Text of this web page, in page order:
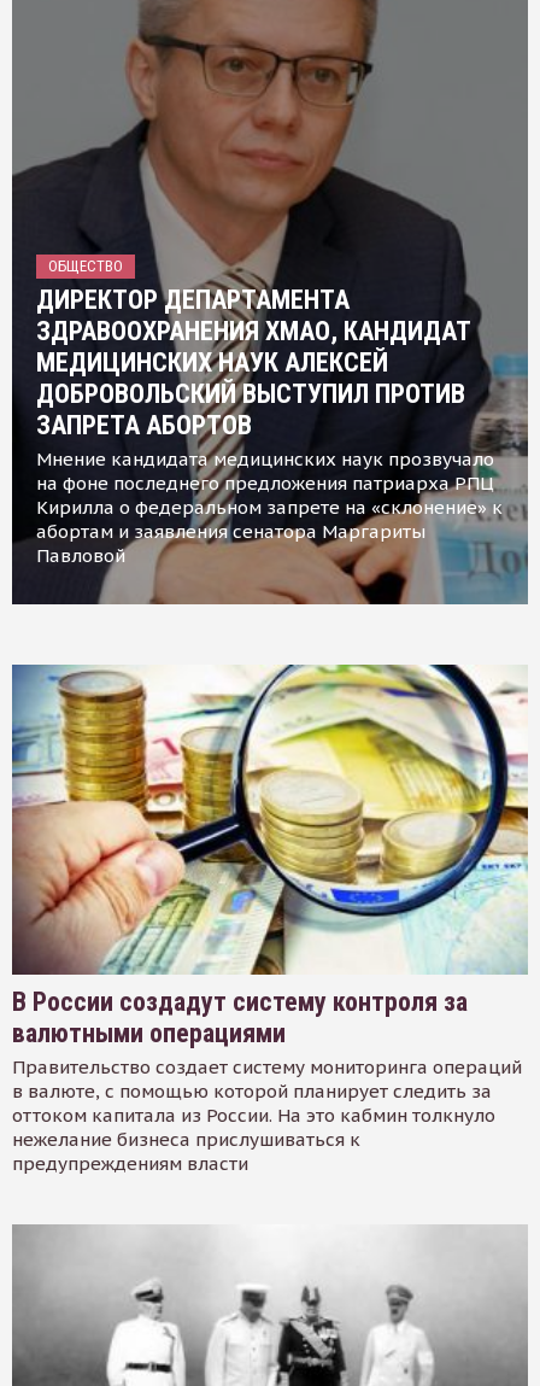
ОБЩЕСТВО
ДИРЕКТОР ДЕПАРТАМЕНТА
ЗДРАВООХРАНЕНИЯ ХМАО, КАНДИДАТ
МЕДИЦИНСКИХ НАУК АЛЕКСЕЙ
ДОБРОВОЛЬСКИЙ ВЫСТУПИЛ ПРОТИВ
ЗАПРЕТА АБОРТОВ
Мнение кандидата медицинских наук прозвучало
на фоне последнего предложения патриарха РПЦ
Кирилла о федеральном запрете на «склонение» к
абортам и заявления сенатора Маргариты
Павловой
В России создадут систему контроля за
валютными операциями
Правительство создает систему мониторинга операций
в валюте, с помощью которой планирует следить за
оттоком капитала из России. На это кабмин толкнуло
нежелание бизнеса прислушиваться к
предупреждениям власти